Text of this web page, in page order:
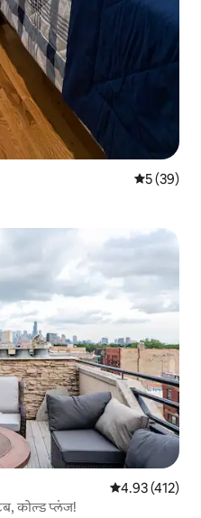
5 पैकी 5
5 (39)
5 पैकी 4.93
4.93 (412)
कोल्ड प्लंज!